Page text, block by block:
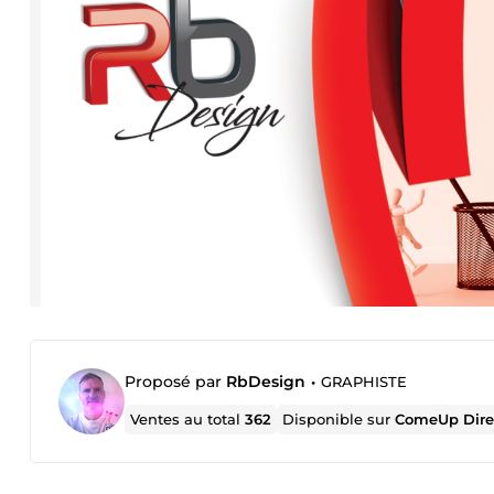
Proposé par RbDesign • GRAPHISTE
Ventes au total362 Disponible surComeUp